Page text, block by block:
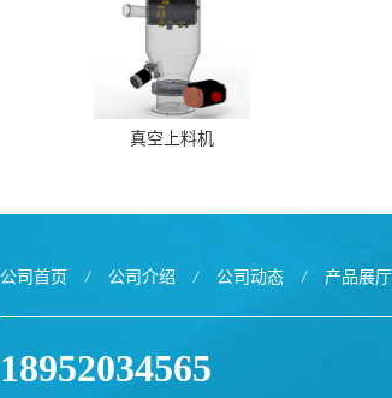
真空上料机
公司首页 / 公司介绍 / 公司动态 / 产品展厅
18952034565